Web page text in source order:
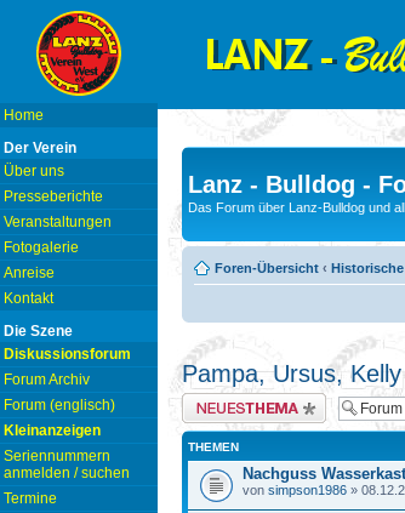
Home
Der Verein
Über uns
Presseberichte
Veranstaltungen
Fotogalerie
Anreise
Kontakt
Die Szene
Diskussionsforum
Forum Archiv
Forum (englisch)
Kleinanzeigen
Seriennummern
anmelden / suchen
Termine
Lanz - Bulldog -
Das Forum über Lanz-Bulldog und
Foren-Übersicht ‹
Pampa, Ursus,
Neues Thema erstellen
THEMEN
Nachguss
von simpson1986 »